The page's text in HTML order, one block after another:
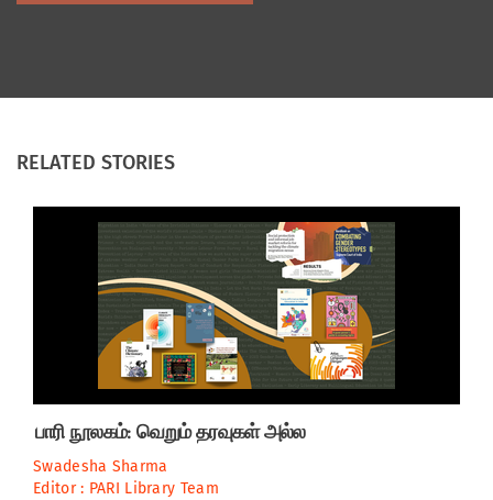
RELATED STORIES
பாரி நூலகம்: வெறும் தரவுகள் அல்ல
Swadesha Sharma
Editor : PARI Library Team